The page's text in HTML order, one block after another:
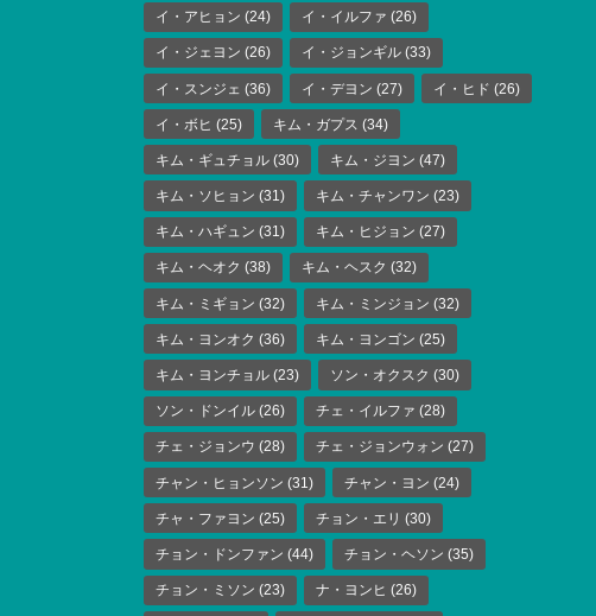
イ・アヒョン (24) イ・イルファ (26)
イ・ジェヨン (26) イ・ジョンギル (33)
イ・スンジェ (36) イ・デヨン (27) イ・ヒド (26)
イ・ボヒ (25) キム・ガプス (34)
キム・ギュチョル (30) キム・ジヨン (47)
キム・ソヒョン (31) キム・チャンワン (23)
キム・ハギュン (31) キム・ヒジョン (27)
キム・ヘオク (38) キム・ヘスク (32)
キム・ミギョン (32) キム・ミンジョン (32)
キム・ヨンオク (36) キム・ヨンゴン (25)
キム・ヨンチョル (23) ソン・オクスク (30)
ソン・ドンイル (26) チェ・イルファ (28)
チェ・ジョンウ (28) チェ・ジョンウォン (27)
チャン・ヒョンソン (31) チャン・ヨン (24)
チャ・ファヨン (25) チョン・エリ (30)
チョン・ドンファン (44) チョン・ヘソン (35)
チョン・ミソン (23) ナ・ヨンヒ (26)